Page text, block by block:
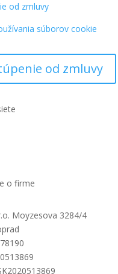
od zmluvy
súborov cookie
od zmluvy
o firme
Moyzesova 3284/4